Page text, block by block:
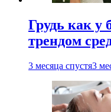
Грудь как у
трендом
3 месяца спустя3